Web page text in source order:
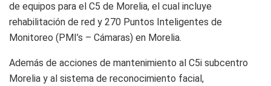
de equipos para el C5 de Morelia, el cual incluye
rehabilitación de red y 270 Puntos Inteligentes de
Monitoreo (PMI’s – Cámaras) en Morelia.
Además de acciones de mantenimiento al C5i subcentro
Morelia y al sistema de reconocimiento facial,